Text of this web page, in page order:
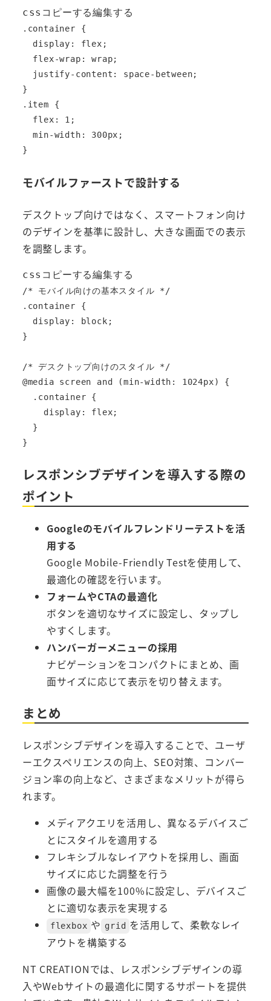
cssコピーする編集する
.container {
}
.item {
  min-width: 300px;
モバイルファーストで設計する
デスクトップ向けではなく、スマートフォン向け
のデザインを基準に設計し、大きな画面での表示
を調整します。
cssコピーする編集する
/* モバイル向けの基本スタイル */
.container {
}
/* デスクトップ向けのスタイル */
@media screen and (min-width: 1024px) {
レスポンシブデザインを導入する際の
ポイント
Googleのモバイルフレンドリーテストを活
用する
Google Mobile-Friendly Testを使用して、
最適化の確認を行います。
フォームやCTAの最適化
ボタンを適切なサイズに設定し、タップし
やすくします。
ハンバーガーメニューの採用
ナビゲーションをコンパクトにまとめ、画
面サイズに応じて表示を切り替えます。
まとめ
レスポンシブデザインを導入することで、ユーザ
ーエクスペリエンスの向上、SEO対策、コンバー
ジョン率の向上など、さまざまなメリットが得ら
れます。
メディアクエリを活用し、異なるデバイスご
とにスタイルを適用する
フレキシブルなレイアウトを採用し、画面
サイズに応じた調整を行う
画像の最大幅を100%に設定し、デバイスご
とに適切な表示を実現する
flexbox や grid を活用して、柔軟なレイ
アウトを構築する
NT CREATIONでは、レスポンシブデザインの導
入やWebサイトの最適化に関するサポートを提供